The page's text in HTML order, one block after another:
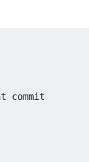
commit